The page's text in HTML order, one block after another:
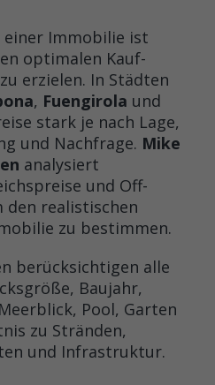
Immobilie ist
optimalen Kauf-
erzielen. In Städten
, Fuengirola und
stark je nach Lage,
und Nachfrage. Mike
analysiert
und Off-
den realistischen
zu bestimmen.
berücksichtigen alle
Baujahr,
Pool, Garten
zu Stränden,
und Infrastruktur.